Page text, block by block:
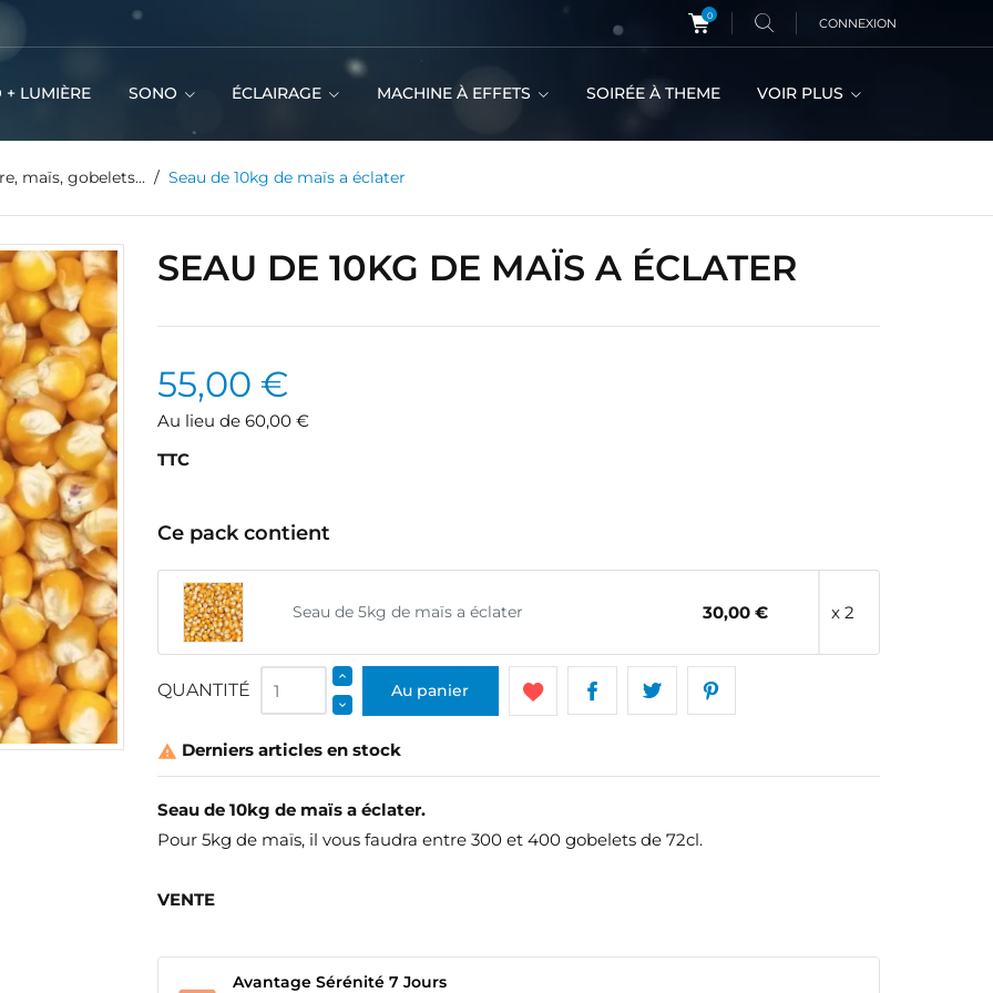
0 CONNEXION
+ LUMIÈRE SONO ÉCLAIRAGE MACHINE À EFFETS SOIRÉE À THEME VOIR PLUS
maïs, gobelets... Seau de 10kg de maïs a éclater
SEAU DE 10KG DE MAÏS A ÉCLATER
55,00 €
Au lieu de 60,00 €
TTC
Ce pack contient
Seau de 5kg de maïs a éclater 30,00 € x 2
QUANTITÉ Au panier
 Derniers articles en stock
Seau de 10kg de maïs a éclater.
Pour 5kg de maïs, il vous faudra entre 300 et 400 gobelets de 72cl.
VENTE
Avantage Sérénité 7 Jours